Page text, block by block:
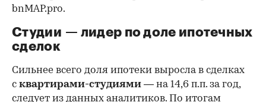
bnMAP.pro.
Студии — лидер по доле ипотечных
сделок
Сильнее всего доля ипотеки выросла в сделках
с квартирами-студиями — на 14,6 п.п. за год,
следует из данных аналитиков. По итогам